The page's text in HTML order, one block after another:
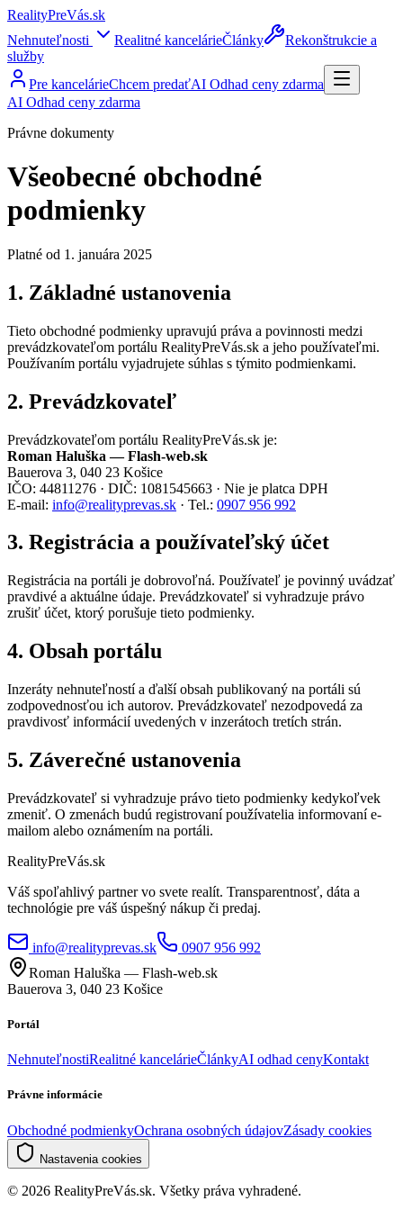
RealityPreVás.sk
Nehnuteľnosti
Realitné kancelárieČlánky
Rekonštrukcie a
služby
Pre kancelárieChcem predaťAI Odhad ceny zdarma
AI Odhad ceny zdarma
Právne dokumenty
Všeobecné obchodné
podmienky
Platné od 1. januára 2025
1. Základné ustanovenia
Tieto obchodné podmienky upravujú práva a povinnosti medzi
prevádzkovateľom portálu RealityPreVás.sk a jeho používateľmi.
Používaním portálu vyjadrujete súhlas s týmito podmienkami.
2. Prevádzkovateľ
Prevádzkovateľom portálu RealityPreVás.sk je:
Roman Haluška — Flash-web.sk
Bauerova 3, 040 23 Košice
IČO: 44811276 · DIČ: 1081545663 · Nie je platca DPH
E-mail: info@realityprevas.sk · Tel.: 0907 956 992
3. Registrácia a používateľský účet
Registrácia na portáli je dobrovoľná. Používateľ je povinný uvádzať
pravdivé a aktuálne údaje. Prevádzkovateľ si vyhradzuje právo
zrušiť účet, ktorý porušuje tieto podmienky.
4. Obsah portálu
Inzeráty nehnuteľností a ďalší obsah publikovaný na portáli sú
zodpovednosťou ich autorov. Prevádzkovateľ nezodpovedá za
pravdivosť informácií uvedených v inzerátoch tretích strán.
5. Záverečné ustanovenia
Prevádzkovateľ si vyhradzuje právo tieto podmienky kedykoľvek
zmeniť. O zmenách budú registrovaní používatelia informovaní e-
mailom alebo oznámením na portáli.
RealityPreVás.sk
Váš spoľahlivý partner vo svete realít. Transparentnosť, dáta a
technológie pre váš úspešný nákup či predaj.
info@realityprevas.sk
0907 956 992
Roman Haluška — Flash-web.sk
Bauerova 3, 040 23 Košice
Portál
NehnuteľnostiRealitné kancelárieČlánkyAI odhad cenyKontakt
Právne informácie
Obchodné podmienkyOchrana osobných údajovZásady cookies
Nastavenia cookies
© 2026 RealityPreVás.sk. Všetky práva vyhradené.